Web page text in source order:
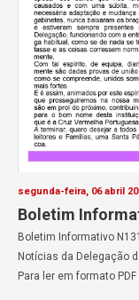
segunda-feira, 06 abril
Boletim
Boletim Informativo
Notícias da Delegação
Para ler em formato